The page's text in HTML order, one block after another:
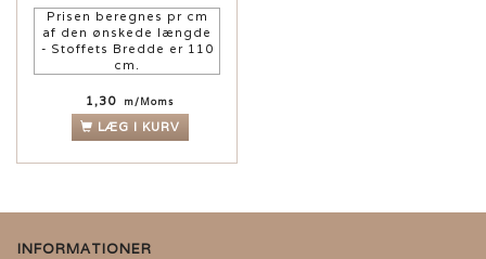
Prisen beregnes pr cm
af den ønskede længde
- Stoffets Bredde er 110
cm.
1,30 m/Moms
LÆG I KURV
INFORMATIONER